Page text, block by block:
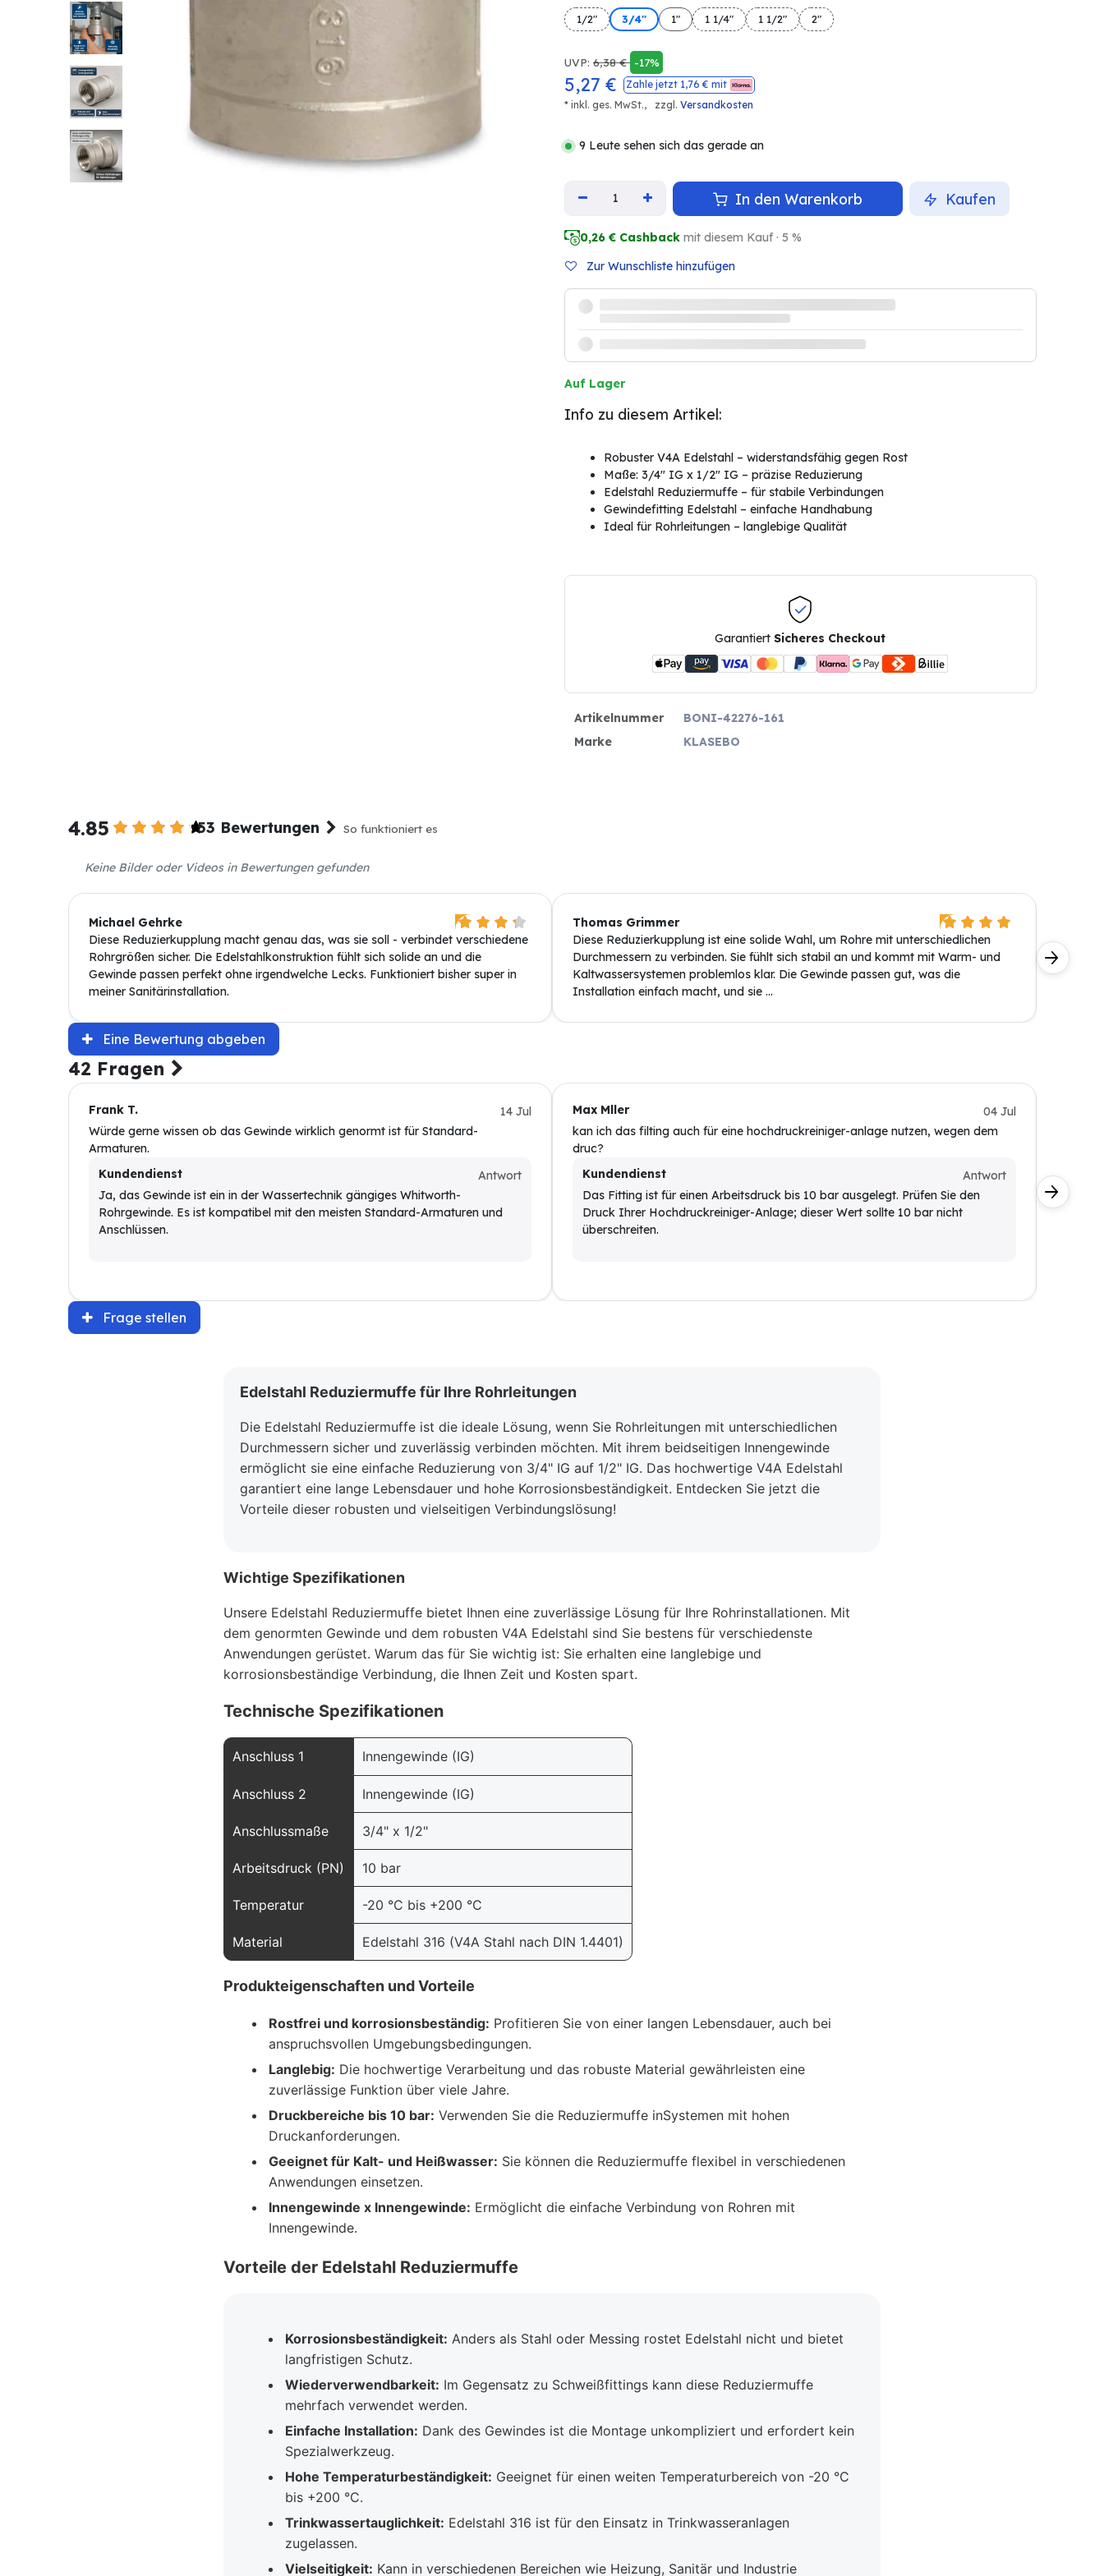
1/2" 3/4" 1" 1 1/4" 1 1/2" 2"
UVP: 6,38€ -17%
5,27 € Zahle jetzt 1,76 € mit
* inkl. ges. MwSt.,
zzgl. Versandkosten
9 Leute sehen sich das gerade an
In den Warenkorb Kaufen
0,26 € Cashback mit diesem Kauf · 5 %
Zur Wunschliste hinzufügen
Auf Lager
Info zu diesem Artikel:
Robuster V4A Edelstahl – widerstandsfähig gegen Rost
Maße: 3/4" IG x 1/2" IG – präzise Reduzierung
Edelstahl Reduziermuffe – für stabile Verbindungen
Gewindefitting Edelstahl – einfache Handhabung
Ideal für Rohrleitungen – langlebige Qualität
GarantiertSicheres Checkout
Artikelnummer
BONI-42276-161
Marke
KLASEBO
4.85 53 Bewertungen So funktioniert es
Keine Bilder oder Videos in Bewertungen gefunden
Michael Gehrke
Diese Reduzierkupplung macht genau das, was sie soll - verbindet verschiedene
Rohrgrößen sicher. Die Edelstahlkonstruktion fühlt sich solide an und die
Gewinde passen perfekt ohne irgendwelche Lecks. Funktioniert bisher super in
meiner Sanitärinstallation.
Thomas Grimmer
Diese Reduzierkupplung ist eine solide Wahl, um Rohre mit unterschiedlichen
Durchmessern zu verbinden. Sie fühlt sich stabil an und kommt mit Warm- und
Kaltwassersystemen problemlos klar. Die Gewinde passen gut, was die
Installation einfach macht, und sie ...
Dieser
Größen
und der
Eine Bewertung abgeben
42 Fragen
Frank T.
14 Jul
Würde gerne wissen ob das Gewinde wirklich genormt ist für Standard-
Armaturen.
Kundendienst
Antwort
Ja, das Gewinde ist ein in der Wassertechnik gängiges Whitworth-
Rohrgewinde. Es ist kompatibel mit den meisten Standard-Armaturen und
Anschlüssen.
Max Mller
04 Jul
kan ich das filting auch für eine hochdruckreiniger-anlage nutzen, wegen dem
druc?
Kundendienst
Antwort
Das Fitting ist für einen Arbeitsdruck bis 10 bar ausgelegt. Prüfen Sie den
Druck Ihrer Hochdruckreiniger-Anlage; dieser Wert sollte 10 bar nicht
überschreiten.
Frage stellen
Edelstahl Reduziermuffe für Ihre Rohrleitungen
Die Edelstahl Reduziermuffe ist die ideale Lösung, wenn Sie Rohrleitungen mit unterschiedlichen
Durchmessern sicher und zuverlässig verbinden möchten. Mit ihrem beidseitigen Innengewinde
ermöglicht sie eine einfache Reduzierung von 3/4" IG auf 1/2" IG. Das hochwertige V4A Edelstahl
garantiert eine lange Lebensdauer und hohe Korrosionsbeständigkeit. Entdecken Sie jetzt die
Vorteile dieser robusten und vielseitigen Verbindungslösung!
Wichtige Spezifikationen
Unsere Edelstahl Reduziermuffe bietet Ihnen eine zuverlässige Lösung für Ihre Rohrinstallationen. Mit
dem genormten Gewinde und dem robusten V4A Edelstahl sind Sie bestens für verschiedenste
Anwendungen gerüstet. Warum das für Sie wichtig ist: Sie erhalten eine langlebige und
korrosionsbeständige Verbindung, die Ihnen Zeit und Kosten spart.
Technische Spezifikationen
Anschluss 1 Innengewinde (IG)
Anschluss 2 Innengewinde (IG)
Anschlussmaße 3/4" x 1/2"
Arbeitsdruck (PN) 10 bar
Temperatur -20 °C bis +200 °C
Material Edelstahl 316 (V4A Stahl nach DIN 1.4401)
Produkteigenschaften und Vorteile
Rostfrei und korrosionsbeständig: Profitieren Sie von einer langen Lebensdauer, auch bei
anspruchsvollen Umgebungsbedingungen.
Langlebig: Die hochwertige Verarbeitung und das robuste Material gewährleisten eine
zuverlässige Funktion über viele Jahre.
Druckbereiche bis 10 bar: Verwenden Sie die Reduziermuffe inSystemen mit hohen
Druckanforderungen.
Geeignet für Kalt- und Heißwasser: Sie können die Reduziermuffe flexibel in verschiedenen
Anwendungen einsetzen.
Innengewinde x Innengewinde: Ermöglicht die einfache Verbindung von Rohren mit
Innengewinde.
Vorteile der Edelstahl Reduziermuffe
Korrosionsbeständigkeit: Anders als Stahl oder Messing rostet Edelstahl nicht und bietet
langfristigen Schutz.
Wiederverwendbarkeit: Im Gegensatz zu Schweißfittings kann diese Reduziermuffe
mehrfach verwendet werden.
Einfache Installation: Dank des Gewindes ist die Montage unkompliziert und erfordert kein
Spezialwerkzeug.
Hohe Temperaturbeständigkeit: Geeignet für einen weiten Temperaturbereich von -20 °C
bis +200 °C.
Trinkwassertauglichkeit: Edelstahl 316 ist für den Einsatz in Trinkwasseranlagen
zugelassen.
Vielseitigkeit: Kann in verschiedenen Bereichen wie Heizung, Sanitär und Industrie